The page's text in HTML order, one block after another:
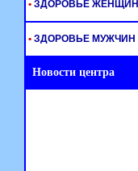
• ЗДОРОВЬЕ ЖЕНЩИН
• ЗДОРОВЬЕ МУЖЧИН
Новости центра